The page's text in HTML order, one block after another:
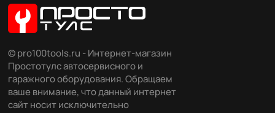
© pro100tools.ru - Интернет-магазин
Простотулс автосервисного и
гаражного оборудования. Обращаем
ваше внимание, что данный интернет
сайт носит исключительно